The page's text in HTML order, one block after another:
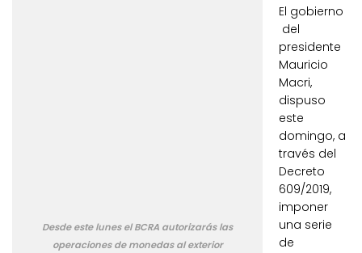
Desde este lunes el BCRA autorizarás las
operaciones de monedas al exterior
El gobierno
del
presidente
Mauricio
Macri,
dispuso
este
domingo, a
través del
Decreto
609/2019,
imponer
una serie
de